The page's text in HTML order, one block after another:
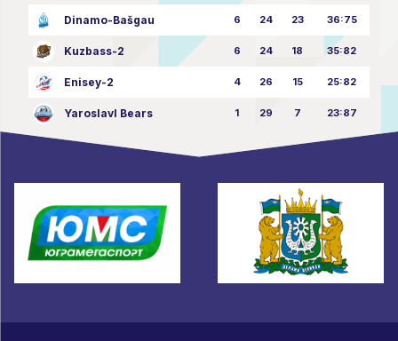
Dinamo-Bašgau 6 24 23 36:75
Kuzbass-2 6 24 18 35:82
Enisey-2 4 26 15 25:82
Yaroslavl Bears 1 29 7 23:87